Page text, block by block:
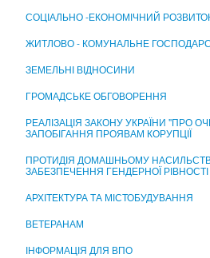
КОМУНАЛЬНІ ПІДПРИЄМСТВА,
МІСЬКА ВИБОРЧА КОМІСІЯ
ЦЕНТР НАДАННЯ
СОЦІАЛЬНО -ЕКОНОМІЧНИЙ
ЖИТЛОВО - КОМУНАЛЬНЕ
ЗЕМЕЛЬНІ ВІДНОСИНИ
ГРОМАДСЬКЕ ОБГОВОРЕННЯ
РЕАЛІЗАЦІЯ ЗАКОНУ УКРАЇНИ "ПРО
ЗАПОБІГАННЯ ПРОЯВАМ КОРУПЦІЇ
ПРОТИДІЯ ДОМАШНЬОМУ
ЗАБЕЗПЕЧЕННЯ ГЕНДЕРНОЇ РІВНОСТІ
АРХІТЕКТУРА ТА МІСТОБУДУВАННЯ
ВЕТЕРАНАМ
ІНФОРМАЦІЯ ДЛЯ ВПО